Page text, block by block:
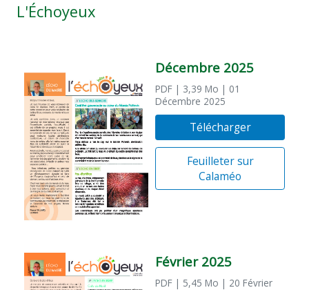
L'Échoyeux
Décembre 2025
PDF | 3,39 Mo | 01
Décembre 2025
Télécharger
Feuilleter sur
Calaméo
Février 2025
PDF | 5,45 Mo | 20 Février